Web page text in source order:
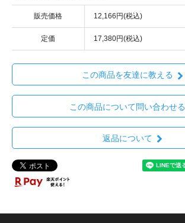
販売価格 12,166円(税込)
定価 17,380円(税込)
この商品を友達に教える
この商品について問い合わせる
返品について